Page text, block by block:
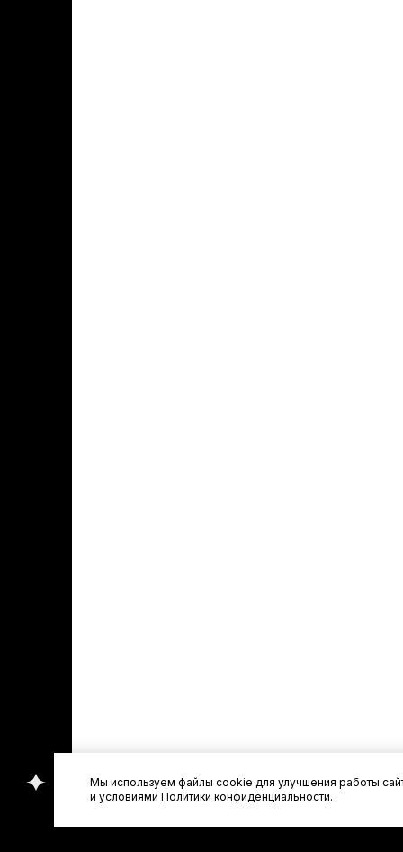
Мы используем файлы cookie для улучшения работы
и условиями Политики конфиденциальности.